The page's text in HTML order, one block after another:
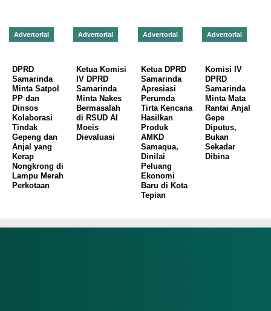
Advertorial
DPRD
Samarinda
Minta Satpol
PP dan
Dinsos
Kolaborasi
Tindak
Gepeng dan
Anjal yang
Kerap
Nongkrong di
Lampu Merah
Perkotaan
Advertorial
Ketua Komisi
IV DPRD
Samarinda
Minta Nakes
Bermasalah
di RSUD AI
Moeis
Dievaluasi
Advertorial
Ketua DPRD
Samarinda
Apresiasi
Perumda
Tirta Kencana
Hasilkan
Produk
AMKD
Samaqua,
Dinilai
Peluang
Ekonomi
Baru di Kota
Tepian
Advertorial
Komisi IV
DPRD
Samarinda
Minta Mata
Rantai Anjal
Gepe
Diputus,
Bukan
Sekadar
Dibina